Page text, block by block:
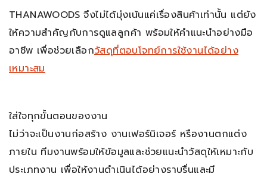
THANAWOODS จึงไม่ได้มุ่งเน้นแค่เรื่องสินค้าเท่านั้น แต่ยัง
ให้ความสำคัญกับการดูแลลูกค้า พร้อมให้คำแนะนำอย่างมือ
อาชีพ เพื่อช่วยเลือกวัสดุที่ตอบโจทย์การใช้งานได้อย่าง
เหมาะสม
ใส่ใจทุกขั้นตอนของงาน
ไม่ว่าจะเป็นงานก่อสร้าง งานเฟอร์นิเจอร์ หรืองานตกแต่ง
ภายใน ทีมงานพร้อมให้ข้อมูลและช่วยแนะนำวัสดุให้เหมาะกับ
ประเภทงาน เพื่อให้งานดำเนินได้อย่างราบรื่นและมี